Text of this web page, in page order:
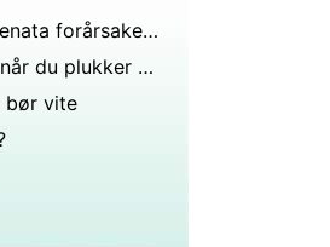
Kan stomatitt venenata forårsakes av protese?
Hvorfor nyser du når du plukker øyenbrynene dine?
bør vite